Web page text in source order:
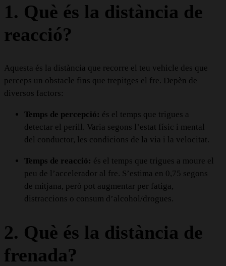
1. Què és la distància de
reacció?
Aquesta és la distància que recorre el teu vehicle des que
perceps un obstacle fins que trepitges el fre. Depèn de
diversos factors:
Temps de percepció: és el temps que trigues a
detectar el perill. Varia segons l’estat físic i mental
del conductor, les condicions de la via i la velocitat.
Temps de reacció: és el temps que trigues a moure el
peu de l’accelerador al fre. S’estima en 0,75 segons
de mitjana, però pot augmentar per fatiga,
distraccions o consum d’alcohol/drogues.
2. Què és la distància de
frenada?